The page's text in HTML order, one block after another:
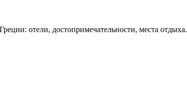
отели, достопримечательности, места отдыха.